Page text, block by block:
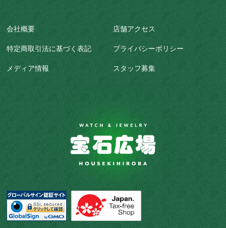
会社概要 店舗アクセス
特定商取引法に基づく表記 プライバシーポリシー
メディア情報 スタッフ募集